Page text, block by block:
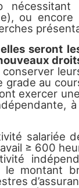
ou
seront
conser­ver
grade au
exer­cer
salariée
≥ 600
le montant